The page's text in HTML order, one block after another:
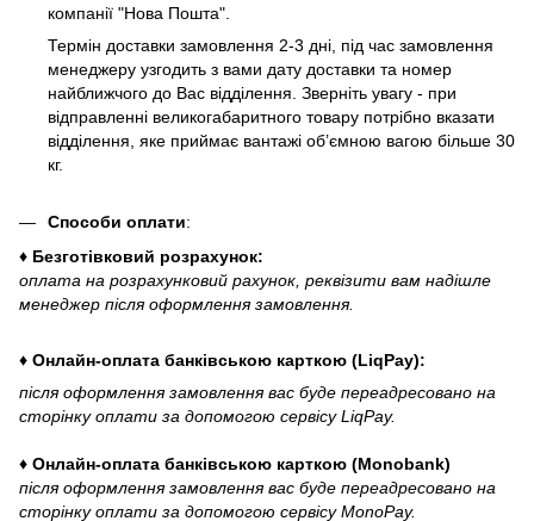
компанії "Нова Пошта".
Термін доставки замовлення 2-3 дні, під час замовлення
менеджеру узгодить з вами дату доставки та номер
найближчого до Вас відділення. Зверніть увагу - при
відправленні великогабаритного товару потрібно вказати
відділення, яке приймає вантажі об’ємною вагою більше 30
кг.
Способи оплати:
♦ Безготівковий розрахунок:
оплата на розрахунковий рахунок, реквізити вам надішле
менеджер після оформлення замовлення.
♦ Онлайн-оплата банківською карткою (LiqPay):
після оформлення замовлення вас буде переадресовано на
сторінку оплати за допомогою сервісу LiqPay.
♦ Онлайн-оплата банківською карткою (Monobank)
після оформлення замовлення вас буде переадресовано на
сторінку оплати за допомогою сервісу MonoPay.